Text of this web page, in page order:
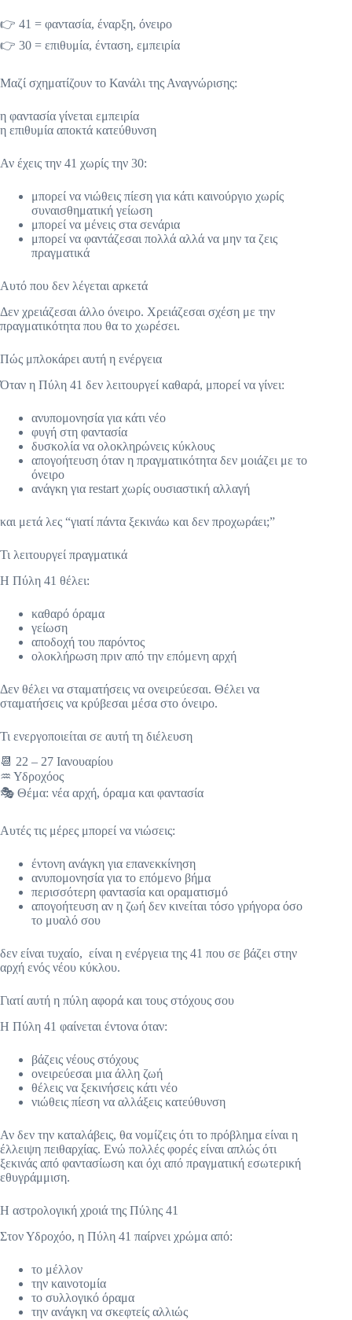
👉 41 = φαντασία, έναρξη, όνειρο
👉 30 = επιθυμία, ένταση, εμπειρία
Μαζί σχηματίζουν το Κανάλι της Αναγνώρισης:
η φαντασία γίνεται εμπειρία
η επιθυμία αποκτά κατεύθυνση
Αν έχεις την 41 χωρίς την 30:
μπορεί να νιώθεις πίεση για κάτι καινούργιο χωρίς
συναισθηματική γείωση
μπορεί να μένεις στα σενάρια
μπορεί να φαντάζεσαι πολλά αλλά να μην τα ζεις
πραγματικά
Αυτό που δεν λέγεται αρκετά
Δεν χρειάζεσαι άλλο όνειρο. Xρειάζεσαι σχέση με την
πραγματικότητα που θα το χωρέσει.
Πώς μπλοκάρει αυτή η ενέργεια
Όταν η Πύλη 41 δεν λειτουργεί καθαρά, μπορεί να γίνει:
ανυπομονησία για κάτι νέο
φυγή στη φαντασία
δυσκολία να ολοκληρώνεις κύκλους
απογοήτευση όταν η πραγματικότητα δεν μοιάζει με το
όνειρο
ανάγκη για restart χωρίς ουσιαστική αλλαγή
και μετά λες “γιατί πάντα ξεκινάω και δεν προχωράει;”
Τι λειτουργεί πραγματικά
Η Πύλη 41 θέλει:
καθαρό όραμα
γείωση
αποδοχή του παρόντος
ολοκλήρωση πριν από την επόμενη αρχή
Δεν θέλει να σταματήσεις να ονειρεύεσαι. Θέλει να
σταματήσεις να κρύβεσαι μέσα στο όνειρο.
Τι ενεργοποιείται σε αυτή τη διέλευση
📆 22 – 27 Ιανουαρίου
♒ Υδροχόος
🎭 Θέμα: νέα αρχή, όραμα και φαντασία
Αυτές τις μέρες μπορεί να νιώσεις:
έντονη ανάγκη για επανεκκίνηση
ανυπομονησία για το επόμενο βήμα
περισσότερη φαντασία και οραματισμό
απογοήτευση αν η ζωή δεν κινείται τόσο γρήγορα όσο
το μυαλό σου
δεν είναι τυχαίο, είναι η ενέργεια της 41 που σε βάζει στην
αρχή ενός νέου κύκλου.
Γιατί αυτή η πύλη αφορά και τους στόχους σου
Η Πύλη 41 φαίνεται έντονα όταν:
βάζεις νέους στόχους
ονειρεύεσαι μια άλλη ζωή
θέλεις να ξεκινήσεις κάτι νέο
νιώθεις πίεση να αλλάξεις κατεύθυνση
Αν δεν την καταλάβεις, θα νομίζεις ότι το πρόβλημα είναι η
έλλειψη πειθαρχίας. Ενώ πολλές φορές είναι απλώς ότι
ξεκινάς από φαντασίωση και όχι από πραγματική εσωτερική
εθυγράμμιση.
Η αστρολογική χροιά της Πύλης 41
Στον Υδροχόο, η Πύλη 41 παίρνει χρώμα από:
το μέλλον
την καινοτομία
το συλλογικό όραμα
την ανάγκη να σκεφτείς αλλιώς